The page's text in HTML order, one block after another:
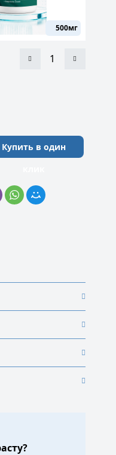
500мг
Купить в один